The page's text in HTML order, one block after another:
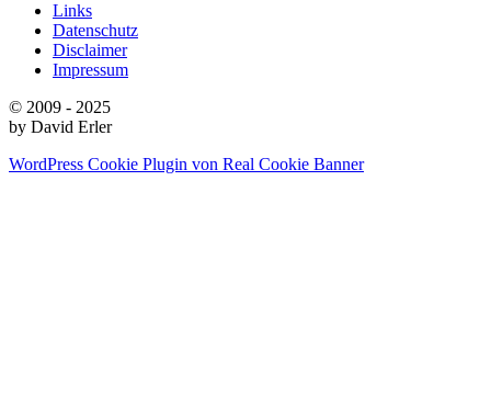
Links
Datenschutz
Disclaimer
Impressum
© 2009 - 2025
by David Erler
WordPress Cookie Plugin von Real Cookie Banner